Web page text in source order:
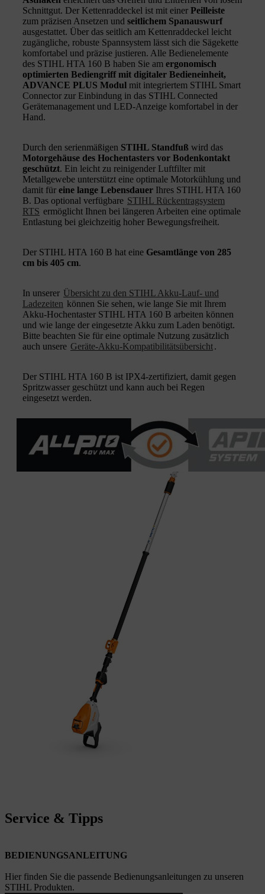
Schnittgut. Der Kettenraddeckel ist mit einer Peilleiste
zum präzisen Ansetzen und seitlichem Spanauswurf
ausgestattet. Über das seitlich am Kettenraddeckel leicht
zugängliche, robuste Spannsystem lässt sich die Sägekette
komfortabel und präzise justieren. Alle Bedienelemente
des STIHL HTA 160 B haben Sie am ergonomisch
optimierten Bediengriff mit digitaler Bedieneinheit,
ADVANCE PLUS Modul mit integriertem STIHL Smart
Connector zur Einbindung in das STIHL Connected
Gerätemanagement und LED-Anzeige komfortabel in der
Hand.
Durch den serienmäßigen STIHL Standfuß wird das
Motorgehäuse des Hochentasters vor Bodenkontakt
geschützt. Ein leicht zu reinigender Luftfilter mit
Metallgewebe unterstützt eine optimale Motorkühlung und
damit für eine lange Lebensdauer Ihres STIHL HTA 160
B. Das optional verfügbare STIHL Rückentragsystem
RTS ermöglicht Ihnen bei längeren Arbeiten eine optimale
Entlastung bei gleichzeitig hoher Bewegungsfreiheit.
Der STIHL HTA 160 B hat eine Gesamtlänge von 285
cm bis 405 cm.
In unserer Übersicht zu den STIHL Akku-Lauf- und
Ladezeiten können Sie sehen, wie lange Sie mit Ihrem
Akku-Hochentaster STIHL HTA 160 B arbeiten können
und wie lange der eingesetzte Akku zum Laden benötigt.
Bitte beachten Sie für eine optimale Nutzung zusätzlich
auch unsere Geräte-Akku-Kompatibilitätsübersicht.
Der STIHL HTA 160 B ist IPX4-zertifiziert, damit gegen
Spritzwasser geschützt und kann auch bei Regen
eingesetzt werden.
Service & Tipps
BEDIENUNGSANLEITUNG
Hier finden Sie die passende Bedienungsanleitungen zu unseren
STIHL Produkten.